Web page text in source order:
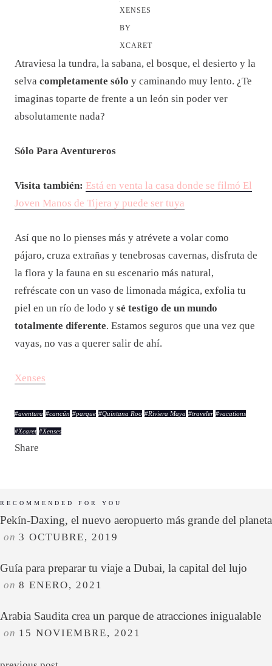
XENSES
BY
XCARET
Atraviesa la tundra, la sabana, el bosque, el desierto y la
selva completamente sólo y caminando muy lento. ¿Te
imaginas toparte de frente a un león sin poder ver
absolutamente nada?
Sólo Para Aventureros
Visita también: Está en venta la casa donde se filmó El
Joven Manos de Tijera y puede ser tuya
Así que no lo pienses más y atrévete a volar como
pájaro, cruza extrañas y tenebrosas cavernas, disfruta de
la flora y la fauna en su escenario más natural,
refréscate con un vaso de limonada mágica, exfolia tu
piel en un río de lodo y sé testigo de un mundo
totalmente diferente. Estamos seguros que una vez que
vayas, no vas a querer salir de ahí.
Xenses
#aventura #cancún #parque #Quintana Roo #Riviera Maya #traveler #vacations
#Xcaret #Xenses
Share
RECOMMENDED FOR YOU
Pekín-Daxing, el nuevo aeropuerto más grande del planeta
on 3 OCTUBRE, 2019
Guía para preparar tu viaje a Dubai, la capital del lujo
on 8 ENERO, 2021
Arabia Saudita crea un parque de atracciones inigualable
on 15 NOVIEMBRE, 2021